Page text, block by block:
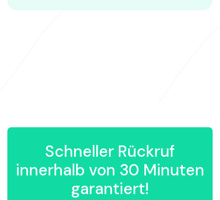
Schneller Rückruf
innerhalb von 30 Minuten
garantiert!